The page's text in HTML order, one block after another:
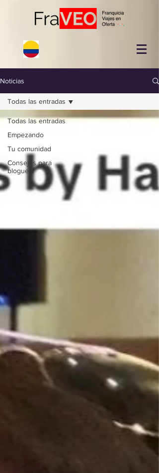
Noticias
Todas las entradas
Empezando
Tu comunidad
Consejos para
bloguear
Todas las entradas